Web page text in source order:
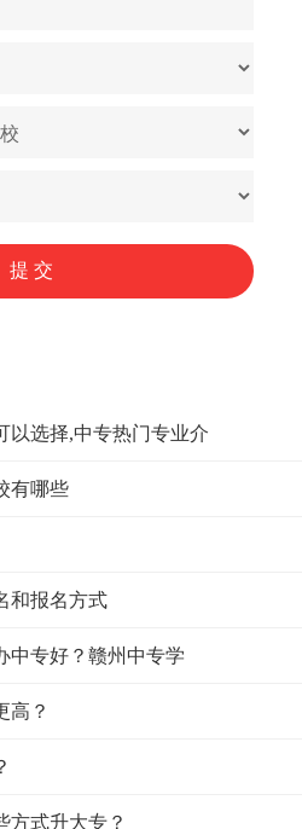
以选择,中专热门专业介
有哪些
和报名方式
中专好？赣州中专学
高？
方式升大专？